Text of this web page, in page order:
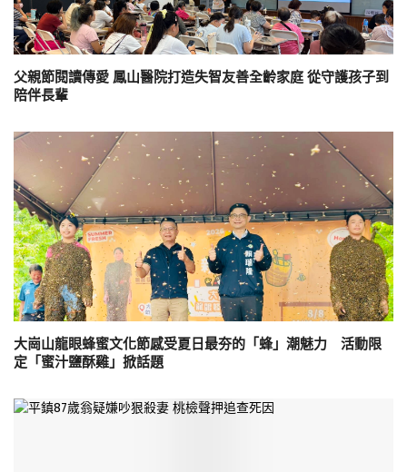
父親節閱讀傳愛 鳳山醫院打造失智友善全齡家庭 從守護孩子到
陪伴長輩
大崗山龍眼蜂蜜文化節感受夏日最夯的「蜂」潮魅力 活動限
定「蜜汁鹽酥雞」掀話題